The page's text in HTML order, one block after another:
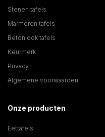
Stenen tafels
Marmeren tafels
Betonlook tafels
Keurmerk
Privacy
Algemene voorwaarden
Onze producten
Eettafels